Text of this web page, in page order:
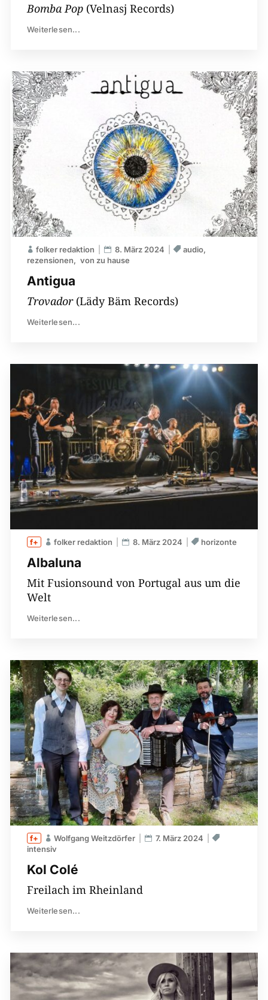
Bomba Pop (Velnasj Records)
Weiterlesen...
Antigua
folker redaktion 8. März 2024
audio
rezensionen
von zu hause
Trovador(Lädy Bäm Records)
Weiterlesen...
Albaluna
folker redaktion 8. März 2024 horizonte
Mit Fusionsound von Portugal aus um die
Welt
Weiterlesen...
Kol Colé
Wolfgang Weitzdörfer
7. März 2024
intensiv
Freilach im Rheinland
Weiterlesen...